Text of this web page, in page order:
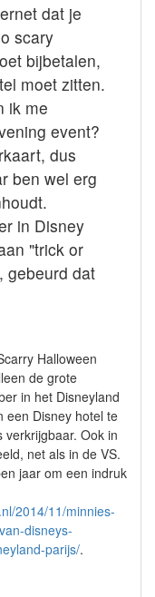
dat je
scary
bijbetalen,
moet zitten.
ik me
event?
dus
ben wel erg
in Disney
"trick or
gebeurd dat
Halloween
de grote
in het Disneyland
een Disney hotel te
verkrijgbaar. Ook in
net als in de VS.
jaar om een indruk
2014/11/minnies-
disneys-
parijs/.